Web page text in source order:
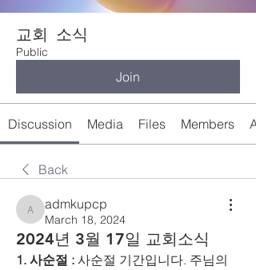
교회 소식
Public
Join
Discussion Media Files Members
Back
admkupcp
admkupcp
March 18, 2024
2024년 3월 17일 교회소식
1. 사순절 : 사순절 기간입니다. 주님의